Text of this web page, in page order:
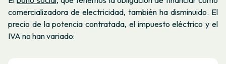
comercializadora de electricidad, también ha disminuido. El
precio de la potencia contratada, el impuesto eléctrico y el
IVA no han variado: